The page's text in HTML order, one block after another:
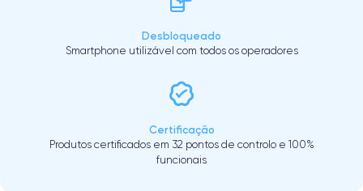
Desbloqueado
Smartphone utilizável com todos os operadores
Certificação
Produtos certificados em 32 pontos de controlo e 100%
funcionais